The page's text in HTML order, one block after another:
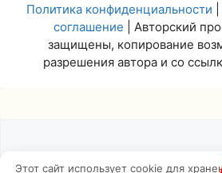
Политика конфиденциальности
соглашение | Авторский
защищены, копирование
разрешения автора и со
Этот сайт использует cookie для